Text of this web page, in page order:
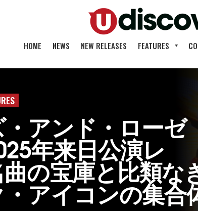
HOME NEWS NEW RELEASES FEATURES
アンド・ローゼ
年来日公演レ
の宝庫と比類な
アイコンの集合